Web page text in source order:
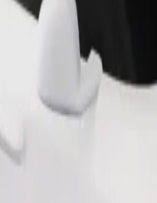
kg). Ponte en contacto con el conductor para